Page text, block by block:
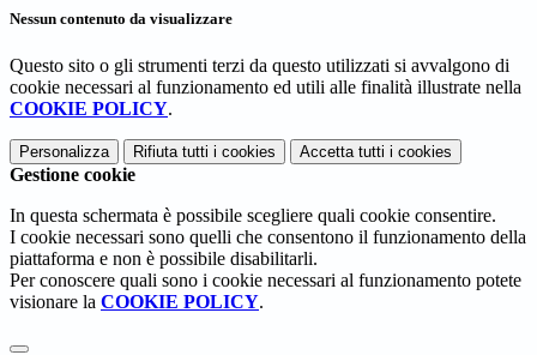
Nessun contenuto da visualizzare
Questo sito o gli strumenti terzi da questo utilizzati si avvalgono di
cookie necessari al funzionamento ed utili alle finalità illustrate nella
COOKIE POLICY.
Personalizza Rifiuta tutti i cookies Accetta tutti i cookies
Gestione cookie
In questa schermata è possibile scegliere quali cookie consentire.
I cookie necessari sono quelli che consentono il funzionamento della
piattaforma e non è possibile disabilitarli.
Per conoscere quali sono i cookie necessari al funzionamento potete
visionare la COOKIE POLICY.